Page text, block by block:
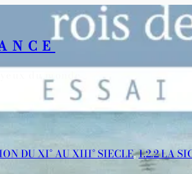
DU XI° AU XIII° SIECLE, 1.2.2 LA